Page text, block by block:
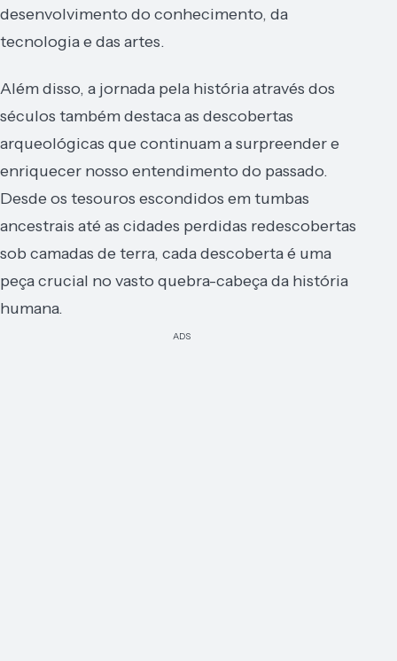
desenvolvimento do conhecimento, da
tecnologia e das artes.
Além disso, a jornada pela história através dos
séculos também destaca as descobertas
arqueológicas que continuam a surpreender e
enriquecer nosso entendimento do passado.
Desde os tesouros escondidos em tumbas
ancestrais até as cidades perdidas redescobertas
sob camadas de terra, cada descoberta é uma
peça crucial no vasto quebra-cabeça da história
humana.
ADS